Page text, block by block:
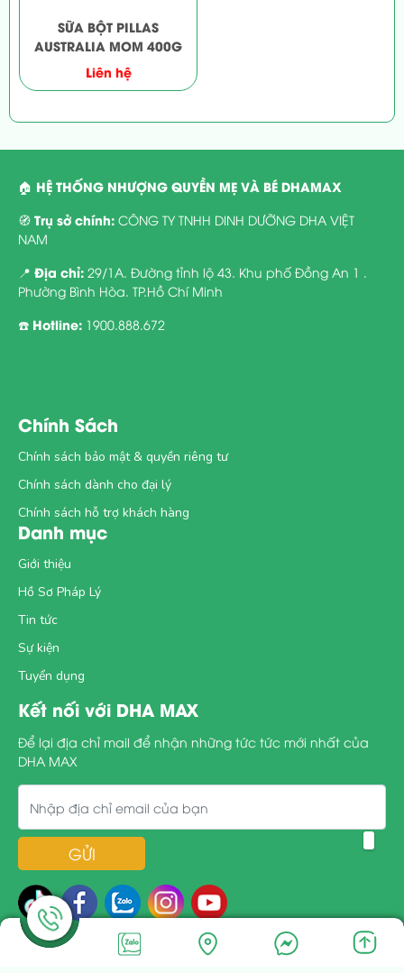
SỮA BỘT PILLAS
AUSTRALIA MOM 400G
Liên hệ
🏠 HỆ THỐNG NHƯỢNG QUYỀN MẸ VÀ BÉ DHAMAX
🧭 Trụ sở chính: CÔNG TY TNHH DINH DƯỠNG DHA VIỆT
NAM
📍 Địa chỉ: 29/1A. Đường tỉnh lộ 43. Khu phố Đồng An 1 .
Phường Bình Hòa. TP.Hồ Chí Minh
☎️ Hotline: 1900.888.672
Chính Sách
Chính sách bảo mật & quyền riêng tư
Chính sách dành cho đại lý
Chính sách hỗ trợ khách hàng
Danh mục
Giới thiệu
Hồ Sơ Pháp Lý
Tin tức
Sự kiện
Tuyển dụng
Kết nối với DHA MAX
Để lại địa chỉ mail để nhận những tức tức mới nhất của
DHA MAX
GỬI